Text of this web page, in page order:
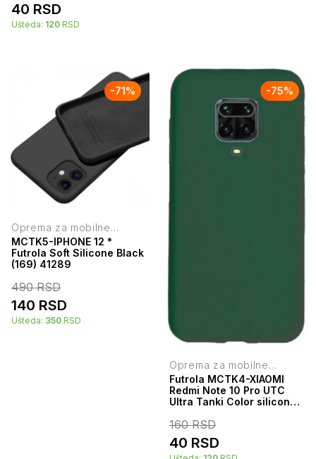
40 RSD
Ušteda: 120 RSD
-71%
Oprema za mobilne
telefone
MCTK5-IPHONE 12 *
Futrola Soft Silicone Black
(169) 41289
490RSD
140 RSD
Ušteda: 350 RSD
-75%
Oprema za mobilne
telefone
Futrola MCTK4-XIAOMI
Redmi Note 10 Pro UTC
Ultra Tanki Color silicone
160RSD
40 RSD